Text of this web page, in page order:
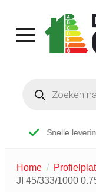
zoeken
Snelle levering
Home
JI 45/333/1000